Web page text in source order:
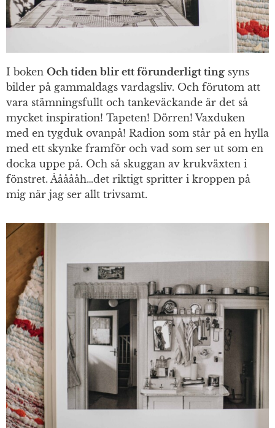
I boken Och tiden blir ett förunderligt ting syns
bilder på gammaldags vardagsliv. Och förutom att
vara stämningsfullt och tankeväckande är det så
mycket inspiration! Tapeten! Dörren! Vaxduken
med en tygduk ovanpå! Radion som står på en hylla
med ett skynke framför och vad som ser ut som en
docka uppe på. Och så skuggan av krukväxten i
fönstret. Åååååh…det riktigt spritter i kroppen på
mig när jag ser allt trivsamt.